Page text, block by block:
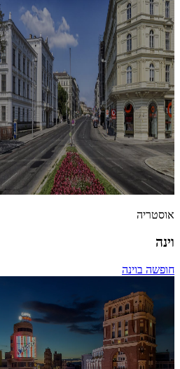
אוסטריה
וינה
חופשה בוינה